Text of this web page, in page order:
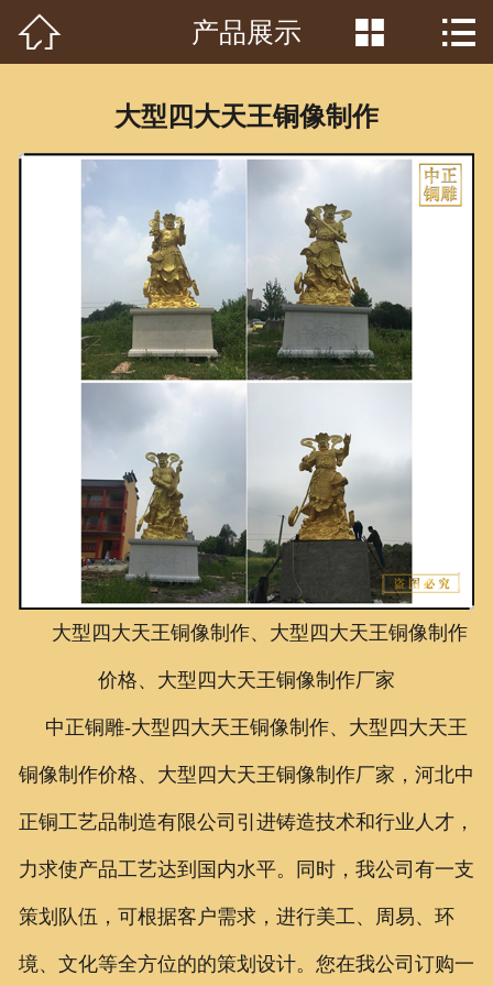
首页
客户见证
常识问答
新闻资讯
泥塑鉴赏
联系我们
 产品展示  
大型四大天王铜像制作
大型四大天王铜像制作、大型四大天王铜像制作
价格、大型四大天王铜像制作厂家
中正铜雕-大型四大天王铜像制作、 大型四大天王
铜像制作价格、 大型四大天王铜像制作厂家 ，河北中
正铜工艺品制造有限公司引进铸造技术和行业人才，
力求使产品工艺达到国内水平。同时，我公司有一支
策划队伍，可根据客户需求，进行美工、周易、环
境、文化等全方位的的策划设计。您在我公司订购一